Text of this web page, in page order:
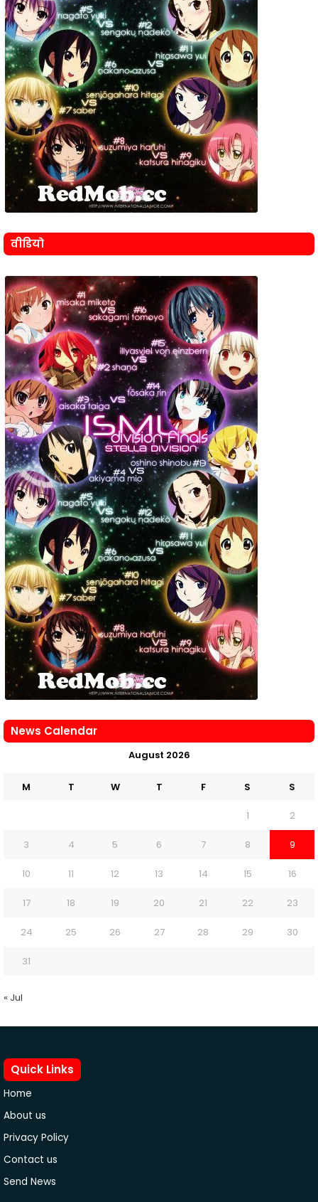
वीडियो
News Calendar
August 2026
M T W T F S S
1 2
3 4 5 6 7 8 9
10 11 12 13 14 15 16
17 18 19 20 21 22 23
24 25 26 27 28 29 30
31
« Jul
Quick Links
Home
About us
Privacy Policy
Contact us
Send News